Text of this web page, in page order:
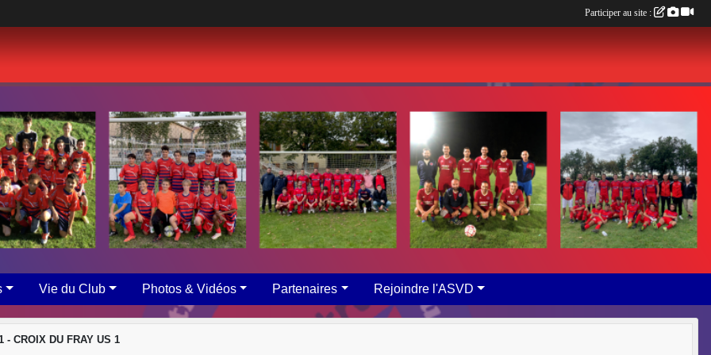
Vie du Club Photos & Vidéos Partenaires Rejoindre l'ASVD
- CROIX DU FRAY US 1
Participer au site :